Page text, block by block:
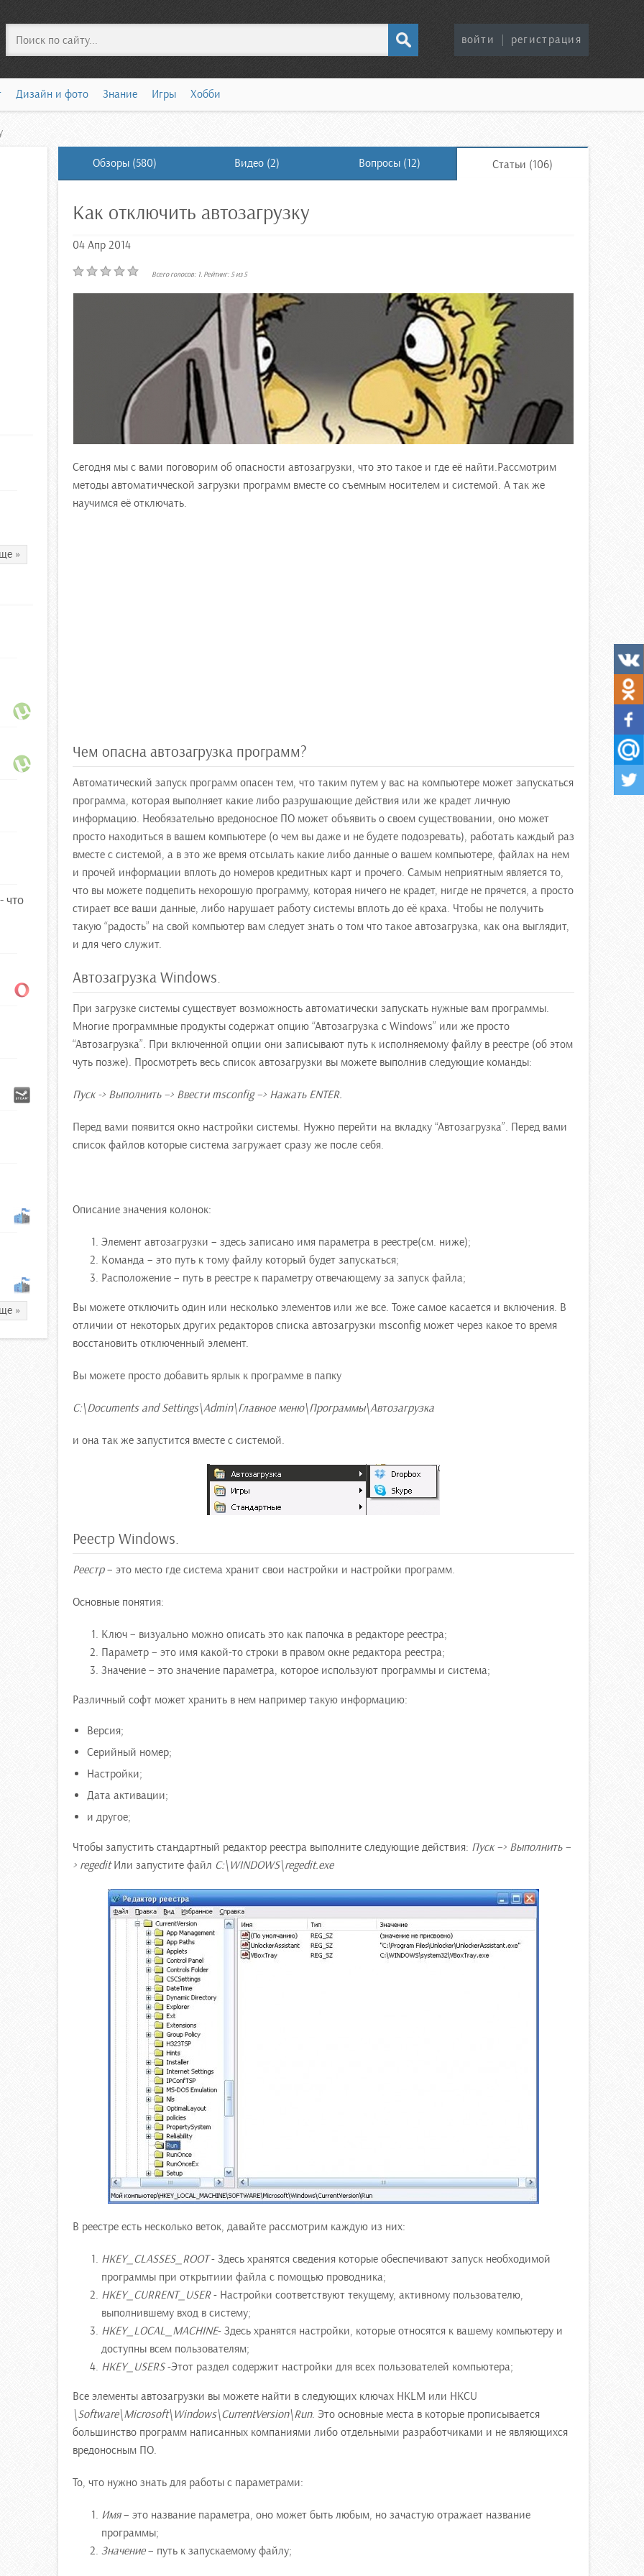
войти регистрация
Поиск
Дизайн и фото Знание Игры Хобби
»
что
»
Обзоры (580) Видео (2) Вопросы (12) Статьи (106)
Как отключить автозагрузку
04 Апр 2014
Всего голосов: 1. Рейтинг:5из5
Сегодня мы с вами поговорим об опасности автозагрузки, что это такое и где её найти.Рассмотрим
методы автоматичческой загрузки программ вместе со съемным носителем и системой. А так же
научимся её отключать.
Чем опасна автозагрузка программ?
Автоматический запуск программ опасен тем, что таким путем у вас на компьютере может запускаться
программа, которая выполняет какие либо разрушающие действия или же крадет личную
информацию. Необязательно вредоносное ПО может объявить о своем существовании, оно может
просто находиться в вашем компьютере (о чем вы даже и не будете подозревать), работать каждый раз
вместе с системой, а в это же время отсылать какие либо данные о вашем компьютере, файлах на нем
и прочей информации вплоть до номеров кредитных карт и прочего. Самым неприятным является то,
что вы можете подцепить нехорошую программу, которая ничего не крадет, нигде не прячется, а просто
стирает все ваши данные, либо нарушает работу системы вплоть до её краха. Чтобы не получить
такую “радость” на свой компьютер вам следует знать о том что такое автозагрузка, как она выглядит,
и для чего служит.
Автозагрузка Windows.
При загрузке системы существует возможность автоматически запускать нужные вам программы.
Многие программные продукты содержат опцию “Автозагрузка с Windows” или же просто
“Автозагрузка”. При включенной опции они записывают путь к исполняемому файлу в реестре (об этом
чуть позже). Просмотреть весь список автозагрузки вы можете выполнив следующие команды:
Пуск -> Выполнить –> Ввести msconfig –> Нажать ENTER.
Перед вами появится окно настройки системы. Нужно перейти на вкладку “Автозагрузка”. Перед вами
список файлов которые система загружает сразу же после себя.
Описание значения колонок:
Элемент автозагрузки – здесь записано имя параметра в реестре(см. ниже);
Команда – это путь к тому файлу который будет запускаться;
Расположение – путь в реестре к параметру отвечающему за запуск файла;
Вы можете отключить один или несколько элементов или же все. Тоже самое касается и включения. В
отличии от некоторых других редакторов списка автозагрузки msconfig может через какое то время
восстановить отключенный элемент.
Вы можете просто добавить ярлык к программе в папку
C:\Documents and Settings\Admin\Главное меню\Программы\Автозагрузка
и она так же запустится вместе с системой.
Реестр Windows.
Реестр– это место где система хранит свои настройки и настройки программ.
Основные понятия:
Ключ – визуально можно описать это как папочка в редакторе реестра;
Параметр – это имя какой-то строки в правом окне редактора реестра;
Значение – это значение параметра, которое используют программы и система;
Различный софт может хранить в нем например такую информацию:
Версия;
Серийный номер;
Настройки;
Дата активации;
и другое;
Чтобы запустить стандартный редактор реестра выполните следующие действия: Пуск –> Выполнить –
> regeditИли запустите файл C:\WINDOWS\regedit.exe
В реестре есть несколько веток, давайте рассмотрим каждую из них:
HKEY_CLASSES_ROOT- Здесь хранятся сведения которые обеспечивают запуск необходимой
программы при открытиии файла с помощью проводника;
HKEY_CURRENT_USER- Настройки соответствуют текущему, активному пользователю,
выполнившему вход в систему;
HKEY_LOCAL_MACHINE- Здесь хранятся настройки, которые относятся к вашему компьютеру и
доступны всем пользователям;
HKEY_USERS-Этот раздел содержит настройки для всех пользователей компьютера;
Все элементы автозагрузки вы можете найти в следующих ключах HKLM или HKCU
\Software\Microsoft\Windows\CurrentVersion\Run. Это основные места в которые прописывается
большинство программ написанных компаниями либо отдельными разработчиками и не являющихся
вредоносным ПО.
То, что нужно знать для работы с параметрами:
Имя– это название параметра, оно может быть любым, но зачастую отражает название
программы;
Значение– путь к запускаемому файлу;